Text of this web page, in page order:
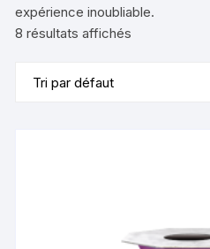
expérience inoubliable.
8 résultats affichés